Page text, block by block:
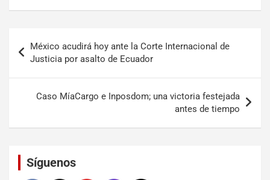
México acudirá hoy ante la Corte Internacional de
Justicia por asalto de Ecuador
Caso MíaCargo e Inposdom; una victoria festejada
antes de tiempo
Síguenos